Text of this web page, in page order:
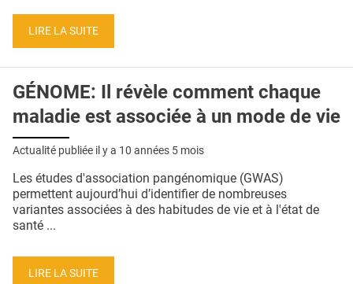
LIRE LA SUITE
GÉNOME: Il révèle comment chaque
maladie est associée à un mode de vie
Actualité publiée il y a 10 années 5 mois
Les études d'association pangénomique (GWAS)
permettent aujourd’hui d’identifier de nombreuses
variantes associées à des habitudes de vie et à l'état de
santé ...
LIRE LA SUITE